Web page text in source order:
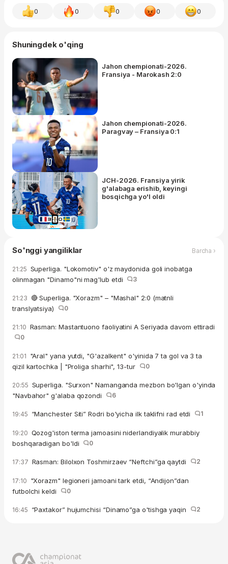
0 0 0 0 0
Shuningdek o'qing
Jahon chempionati-2026.
Fransiya - Marokash 2:0
Jahon chempionati-2026.
Paragvay – Fransiya 0:1
JCH-2026. Fransiya yirik
g'alabaga erishib, keyingi
bosqichga yo'l oldi
So'nggi yangiliklar Barcha ›
21:25 Superliga. "Lokomotiv" o'z maydonida goli inobatga
olinmagan "Dinamo"ni mag'lub etdi
3
21:23 🔴 Superliga. "Xorazm" – "Mashal" 2:0 (matnli
translyatsiya)
0
21:10 Rasman: Mastantuono faoliyatini A Seriyada davom ettiradi
0
21:01 "Aral" yana yutdi, "G'azalkent" o'yinida 7 ta gol va 3 ta
qizil kartochka | "Proliga sharhi", 13-tur
0
20:55 Superliga. "Surxon" Namanganda mezbon bo'lgan o'yinda
"Navbahor" g'alaba qozondi
6
19:45 “Manchester Siti” Rodri bo'yicha ilk taklifni rad etdi 1
19:20 Qozog'iston terma jamoasini niderlandiyalik murabbiy
boshqaradigan bo'ldi
0
17:37 Rasman: Bilolxon Toshmirzaev “Neftchi”ga qaytdi 2
17:10 "Xorazm" legioneri jamoani tark etdi, “Andijon”dan
futbolchi keldi
0
16:45 “Paxtakor” hujumchisi “Dinamo”ga o'tishga yaqin 2